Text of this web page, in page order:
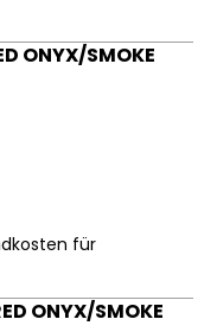
ONYX/SMOKE
für
ONYX/SMOKE